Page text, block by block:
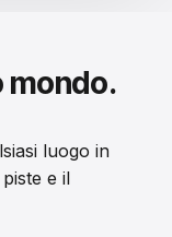
mondo.
luogo in
e il